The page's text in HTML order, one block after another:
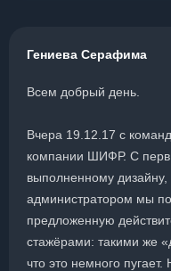
Гениева Серафима
Всем добрый день.
Вчера 19.12.17 с
компании ШИФР. С
выполненному
администратором мы
предложенную
стажёрами: такими же
что это немного